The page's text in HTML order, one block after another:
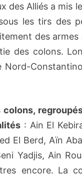
des Alliés a mis
les tirs des
des
des colons.
Nord-
colons,
: Ain El
El Berd, Aïn
Yadjis, Ain
encore. La